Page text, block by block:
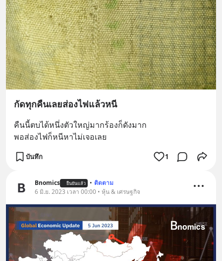
กัดทุกคืนเลยส่องไฟแล้วหนี
คืนนี้ตบได้หนึ่งตัวใหญ่มากร้องก็ดังมาก
พอส่องไฟก็หนีหาไม่เจอเลย
บันทึก 1
Bnomics ยืนยันแล้ว • ติดตาม
6 มิ.ย. 2023 เวลา 00:00 • หุ้น & เศรษฐกิจ